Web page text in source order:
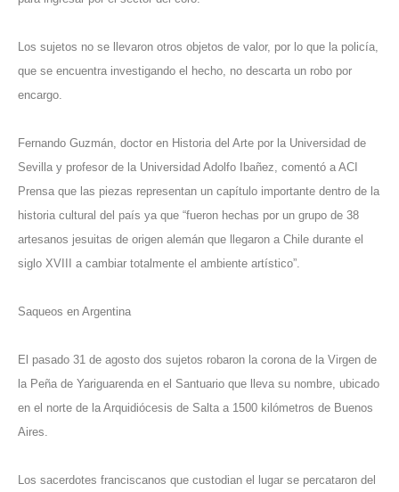
Los sujetos no se llevaron otros objetos de valor, por lo que la policía,
que se encuentra investigando el hecho, no descarta un robo por
encargo.
Fernando Guzmán, doctor en Historia del Arte por la Universidad de
Sevilla y profesor de la Universidad Adolfo Ibañez, comentó a ACI
Prensa que las piezas representan un capítulo importante dentro de la
historia cultural del país ya que “fueron hechas por un grupo de 38
artesanos jesuitas de origen alemán que llegaron a Chile durante el
siglo XVIII a cambiar totalmente el ambiente artístico”.
Saqueos en Argentina
El pasado 31 de agosto dos sujetos robaron la corona de la Virgen de
la Peña de Yariguarenda en el Santuario que lleva su nombre, ubicado
en el norte de la Arquidiócesis de Salta a 1500 kilómetros de Buenos
Aires.
Los sacerdotes franciscanos que custodian el lugar se percataron del